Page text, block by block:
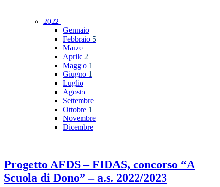
2022
Gennaio
Febbraio 5
Marzo
Aprile 2
Maggio 1
Giugno 1
Luglio
Agosto
Settembre
Ottobre 1
Novembre
Dicembre
Progetto AFDS – FIDAS, concorso “A
Scuola di Dono” – a.s. 2022/2023